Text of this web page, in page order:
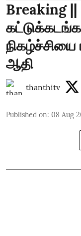
Breaking
ஆதி
thanthitv
Published on: 08 Aug